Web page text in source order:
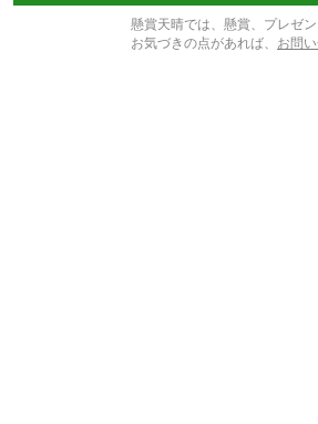
懸賞天晴では、懸賞、プレゼ
お気づきの点があれば、 お問